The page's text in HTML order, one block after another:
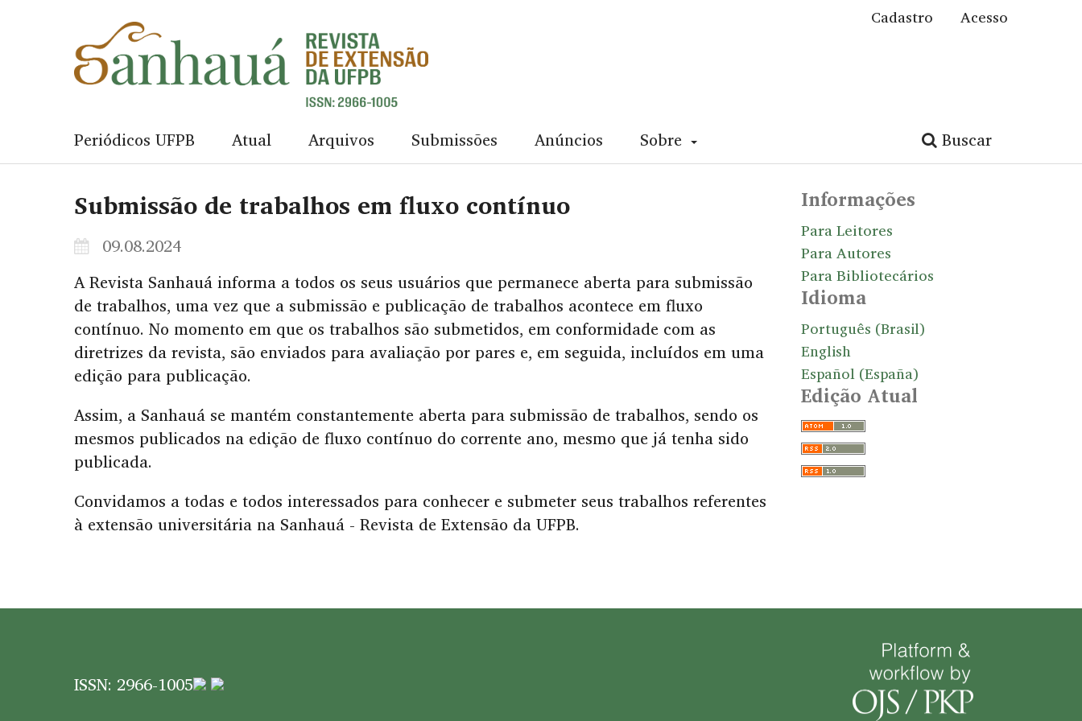
Periódicos UFPB Atual Arquivos Submissões Anúncios Sobre Buscar
Cadastro Acesso
Submissão de trabalhos em fluxo contínuo
09.08.2024
A Revista Sanhauá informa a todos os seus usuários que permanece aberta para submissão
de trabalhos, uma vez que a submissão e publicação de trabalhos acontece em fluxo
contínuo. No momento em que os trabalhos são submetidos, em conformidade com as
diretrizes da revista, são enviados para avaliação por pares e, em seguida, incluídos em uma
edição para publicação.
Assim, a Sanhauá se mantém constantemente aberta para submissão de trabalhos, sendo os
mesmos publicados na edição de fluxo contínuo do corrente ano, mesmo que já tenha sido
publicada.
Convidamos a todas e todos interessados para conhecer e submeter seus trabalhos referentes
à extensão universitária na Sanhauá - Revista de Extensão da UFPB.
Informações
Para Leitores
Para Autores
Para Bibliotecários
Idioma
Português (Brasil)
English
Español (España)
Edição Atual
ISSN: 2966-1005